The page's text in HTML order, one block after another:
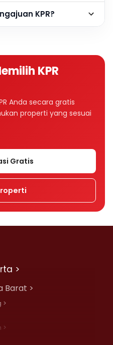
KPR?
KPR
Anda secara gratis
properti yang sesuai
Gratis
>
Barat >
>
>